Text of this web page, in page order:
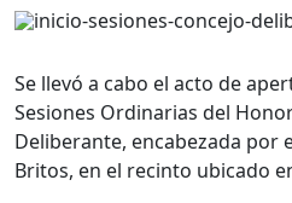
Se llevó a cabo el acto de
Sesiones Ordinarias del
Deliberante, encabezada por
Britos, en el recinto ubicado